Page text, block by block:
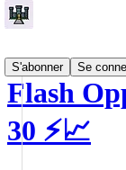
S'abonner
Se
Flash
30 ⚡️📈